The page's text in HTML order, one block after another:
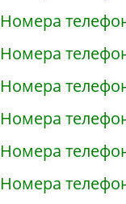
Номера
Номера
Номера
Номера
Номера
Номера